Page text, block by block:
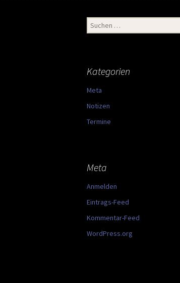
Suchen
nach:
Kategorien
Meta
Notizen
Termine
Meta
Anmelden
Eintrags-Feed
Kommentar-Feed
WordPress.org